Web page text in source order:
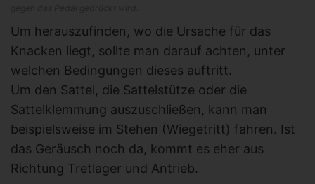
Um herauszufinden, wo die Ursache für das
Knacken liegt, sollte man darauf achten, unter
welchen Bedingungen dieses auftritt.
Um den Sattel, die Sattelstütze oder die
Sattelklemmung auszuschließen, kann man
beispielsweise im Stehen (Wiegetritt) fahren. Ist
das Geräusch noch da, kommt es eher aus
Richtung Tretlager und Antrieb.